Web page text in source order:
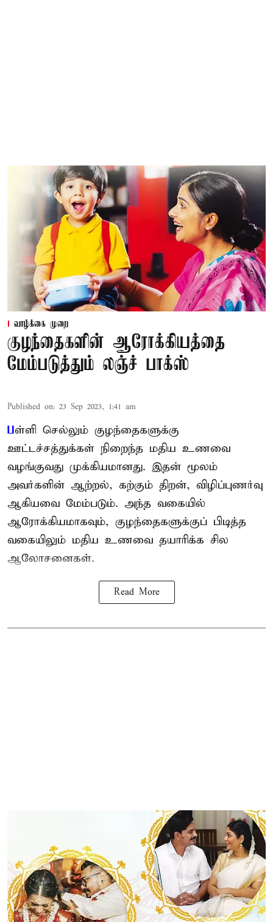
வாழ்க்கை முறை
குழந்தைகளின் ஆரோக்கியத்தை
மேம்படுத்தும் லஞ்ச் பாக்ஸ்
Published on: 23 Sep 2023, 1:41 am
பள்ளி செல்லும் குழந்தைகளுக்கு
ஊட்டச்சத்துக்கள் நிறைந்த மதிய உணவை
வழங்குவது முக்கியமானது. இதன் மூலம்
அவர்களின் ஆற்றல், கற்கும் திறன், விழிப்புணர்வு
ஆகியவை மேம்படும். அந்த வகையில்
ஆரோக்கியமாகவும், குழந்தைகளுக்குப் பிடித்த
வகையிலும் மதிய உணவை தயாரிக்க சில
ஆலோசனைகள்.
Read More